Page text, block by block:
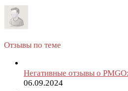
Отзывы по теме
Негативные отзывы о
06.09.2024